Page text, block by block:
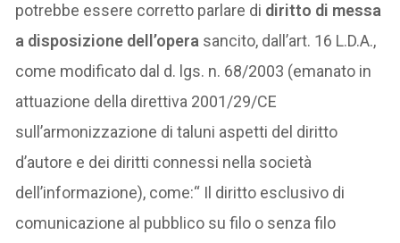
potrebbe essere corretto parlare di diritto di messa
a disposizione dell’opera sancito, dall’art. 16 L.D.A.,
come modificato dal d. lgs. n. 68/2003 (emanato in
attuazione della direttiva 2001/29/CE
sull’armonizzazione di taluni aspetti del diritto
d’autore e dei diritti connessi nella società
dell’informazione), come:“ Il diritto esclusivo di
comunicazione al pubblico su filo o senza filo